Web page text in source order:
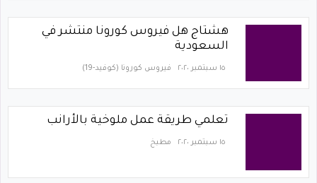
هشتاج هل فيروس كورونا منتشر في
السعودية
١٥ سبتمبر ٢٠٢٠ فيروس كورونا (كوفيد-19)‏
تعلمي طريقة عمل ملوخية بالأرانب
١٥ سبتمبر ٢٠٢٠ مطبخ